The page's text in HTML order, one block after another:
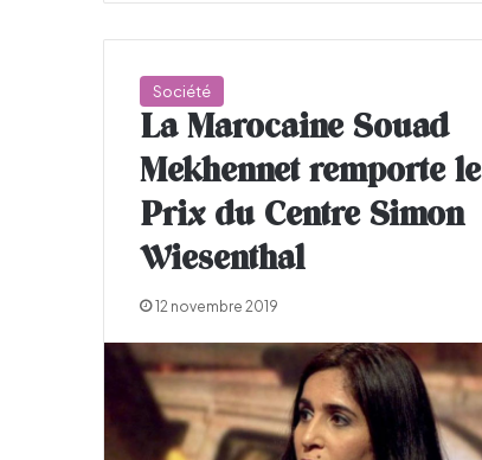
Société
La Marocaine Souad
Mekhennet remporte le
Prix du Centre Simon
Wiesenthal
12 novembre 2019